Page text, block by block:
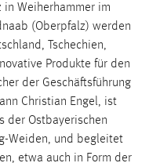
Weiherhammer im
(Oberpfalz) werden
Tschechien,
Produkte für den
der Geschäftsführung
Christian Engel, ist
der Ostbayerischen
Weiden, und begleitet
etwa auch in Form der
mibew_locale, mibew-
nutzen zu können.